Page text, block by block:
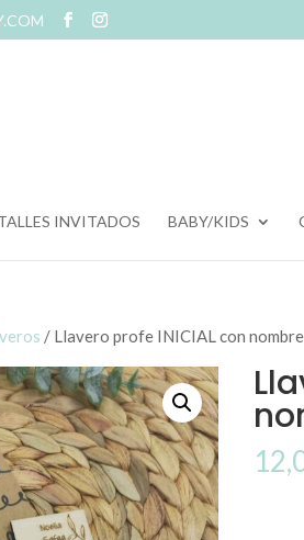
INVITADOS BABY/KIDS
/ Llavero profe INICIAL con